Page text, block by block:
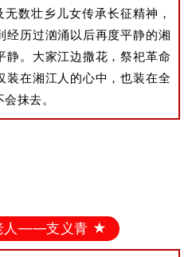
数壮乡儿女传承长征精神，
经历过汹涌以后再度平静的湘
静。大家江边撒花，祭祀革命
装在湘江人的心中，也装在全
抹去。
人——支义青 ★